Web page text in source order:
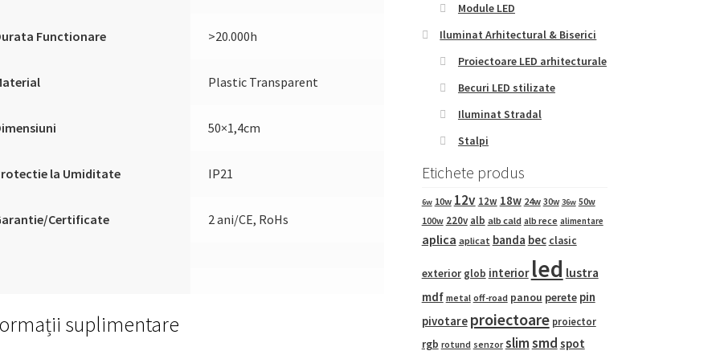
Functionare >20.000h
Plastic Transparent
50×1,4cm
la Umiditate IP21
Certificate 2 ani/CE, RoHs
suplimentare
Module LED
Iluminat Arhitectural & Biserici
Proiectoare LED arhitecturale
Becuri LED stilizate
Iluminat Stradal
Stalpi
Etichete produs
6w 10w 12v 12w 18w 24w 30w 36w 50w
100w 220v alb alb cald alb rece alimentare
aplica aplicat banda bec clasic
exterior glob interior led lustra
mdf metal off-road panou perete pin
pivotare proiectoare proiector
rgb rotund senzor slimsmd spot